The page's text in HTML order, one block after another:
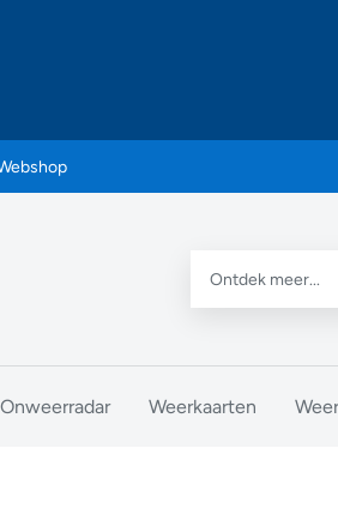
Onweerradar Weerkaarten